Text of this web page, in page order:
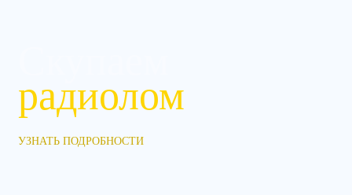
радиолом
УЗНАТЬ ПОДРОБНОСТИ